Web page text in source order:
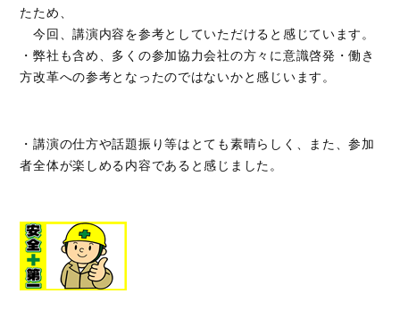
たため、
今回、講演内容を参考としていただけると感じています。
・弊社も含め、多くの参加協力会社の方々に意識啓発・働き
方改革への参考となったのではないかと感じいます。
・講演の仕方や話題振り等はとても素晴らしく、また、参加
者全体が楽しめる内容であると感じました。